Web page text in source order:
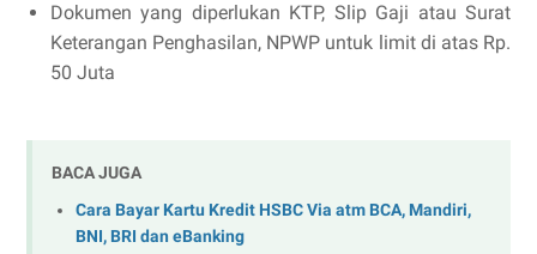
Dokumen yang diperlukan KTP, Slip Gaji atau Surat
Keterangan Penghasilan, NPWP untuk limit di atas Rp.
50 Juta
BACA JUGA
Cara Bayar Kartu Kredit HSBC Via atm BCA, Mandiri,
BNI, BRI dan eBanking